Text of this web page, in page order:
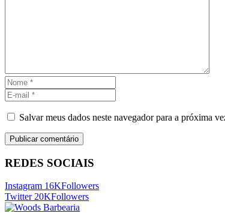
Salvar meus dados neste navegador para a próxima
REDES SOCIAIS
Instagram 16KFollowers
Twitter 20KFollowers